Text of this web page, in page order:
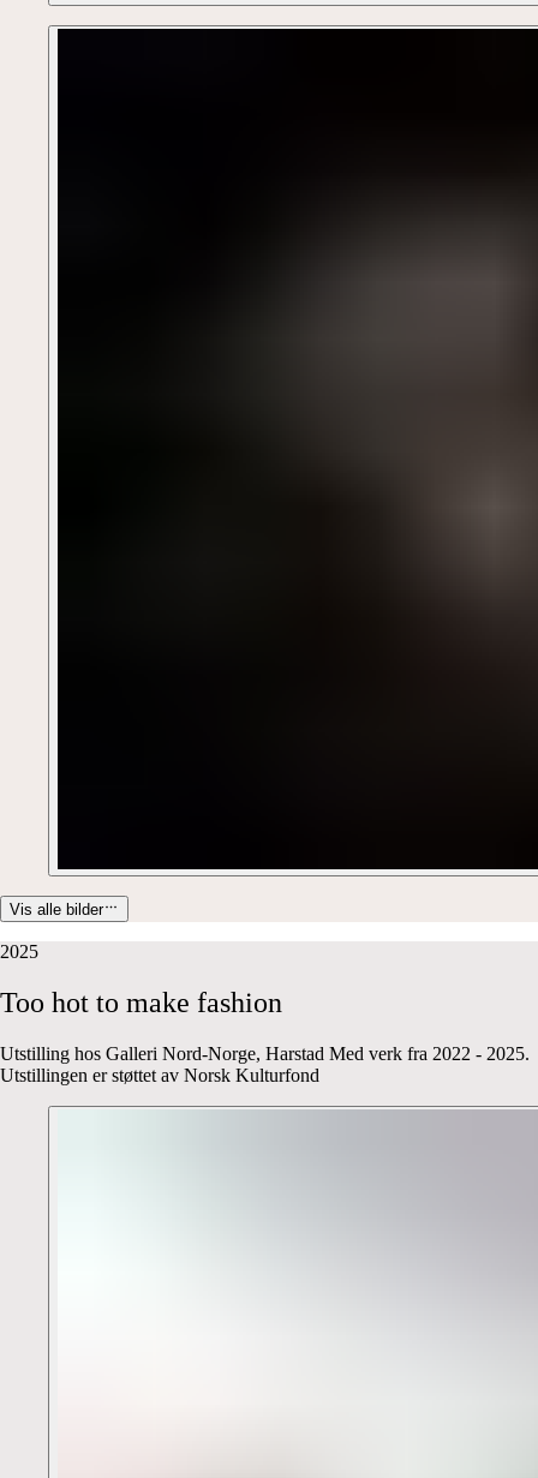
Vis alle bilder
2025
Too hot to make fashion
Utstilling hos Galleri Nord-Norge, Harstad Med verk fra 2022 - 2025.
Utstillingen er støttet av Norsk Kulturfond